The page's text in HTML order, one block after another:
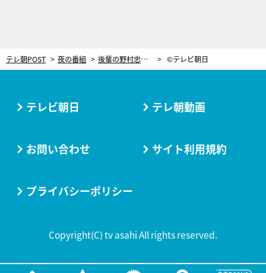
テレ朝POST 夜の番組 後輩の野村忠宏が突撃！宮古島にガチ移住中の柔道家・篠原信一の暮らしぶりは？ ©テレビ朝日
テレビ朝日 テレ朝動画
お問い合わせ サイト利用規約
プライバシーポリシー
Copyright(C) tv asahi All rights reserved.